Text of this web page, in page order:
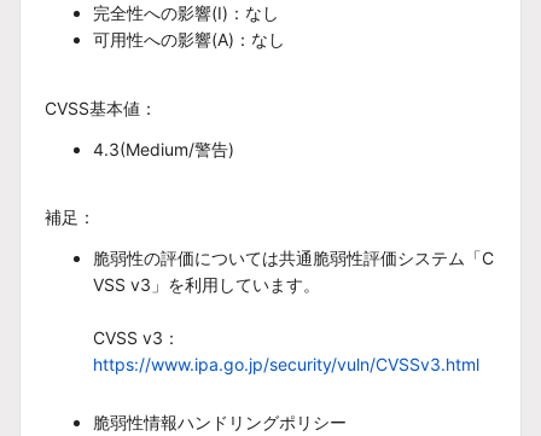
完全性への影響(I)： なし
可用性への影響(A)：なし
CVSS基本値：
4.3(Medium/警告)
補足：
脆弱性の評価については共通脆弱性評価システム「C
VSS v3」を利用しています。
CVSS v3：
https://www.ipa.go.jp/security/vuln/CVSSv3.html
脆弱性情報ハンドリングポリシー